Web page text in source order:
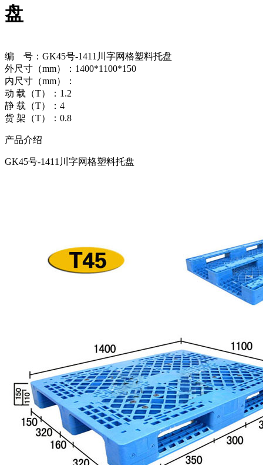
盘
编 号：GK45号-1411川字网格塑料托盘
外尺寸（mm）：1400*1100*150
内尺寸（mm）：
动 载（T）：1.2
静 载（T）：4
货 架（T）：0.8
产品介绍
GK45号-1411川字网格塑料托盘